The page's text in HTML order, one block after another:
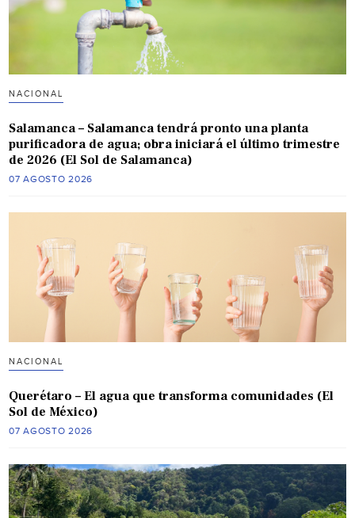
NACIONAL
Salamanca – Salamanca tendrá pronto una planta
purificadora de agua; obra iniciará el último trimestre
de 2026 (El Sol de Salamanca)
07 AGOSTO 2026
NACIONAL
Querétaro – El agua que transforma comunidades (El
Sol de México)
07 AGOSTO 2026